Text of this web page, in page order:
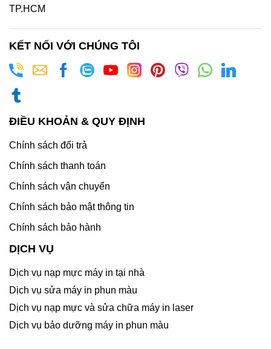
TP.HCM
KẾT NỐI VỚI CHÚNG TÔI
ĐIỀU KHOẢN & QUY ĐỊNH
Chính sách đổi trả
Chính sách thanh toán
Chính sách vận chuyển
Chính sách bảo mật thông tin
Chính sách bảo hành
DỊCH VỤ
Dịch vụ nạp mực máy in tại nhà
Dịch vụ sửa máy in phun màu
Dịch vụ nạp mực và sửa chữa máy in laser
Dịch vụ bảo dưỡng máy in phun màu